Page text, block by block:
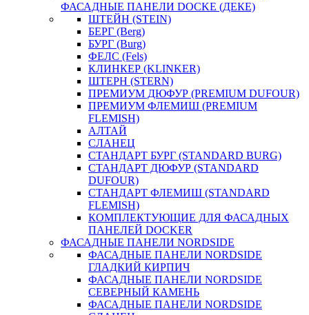
ФАСАДНЫЕ ПАНЕЛИ DOCKE (ДЕКЕ)
ШТЕЙН (STEIN)
БЕРГ (Berg)
БУРГ (Burg)
ФЕЛС (Fels)
КЛИНКЕР (KLINKER)
ШТЕРН (STERN)
ПРЕМИУМ ДЮФУР (PREMIUM DUFOUR)
ПРЕМИУМ ФЛЕМИШ (PREMIUM
FLEMISH)
АЛТАЙ
СЛАНЕЦ
СТАНДАРТ БУРГ (STANDARD BURG)
СТАНДАРТ ДЮФУР (STANDARD
DUFOUR)
СТАНДАРТ ФЛЕМИШ (STANDARD
FLEMISH)
КОМПЛЕКТУЮЩИЕ ДЛЯ ФАСАДНЫХ
ПАНЕЛЕЙ DOCKER
ФАСАДНЫЕ ПАНЕЛИ NORDSIDE
ФАСАДНЫЕ ПАНЕЛИ NORDSIDE
ГЛАДКИЙ КИРПИЧ
ФАСАДНЫЕ ПАНЕЛИ NORDSIDE
СЕВЕРНЫЙ КАМЕНЬ
ФАСАДНЫЕ ПАНЕЛИ NORDSIDE